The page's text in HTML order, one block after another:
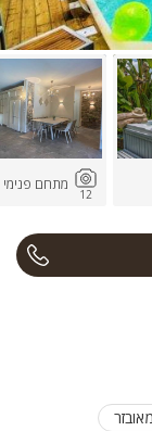
12
מתחם פנימי